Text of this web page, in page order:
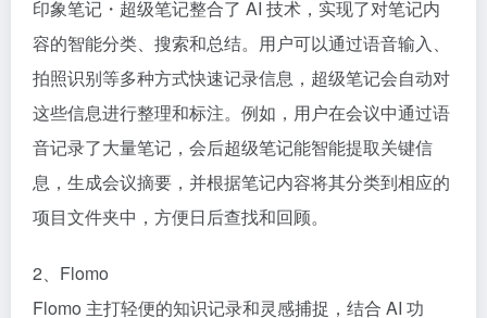
印象笔记・超级笔记整合了 AI 技术，实现了对笔记内
容的智能分类、搜索和总结。用户可以通过语音输入、
拍照识别等多种方式快速记录信息，超级笔记会自动对
这些信息进行整理和标注。例如，用户在会议中通过语
音记录了大量笔记，会后超级笔记能智能提取关键信
息，生成会议摘要，并根据笔记内容将其分类到相应的
项目文件夹中，方便日后查找和回顾。​
2、Flomo​
Flomo 主打轻便的知识记录和灵感捕捉，结合 AI 功